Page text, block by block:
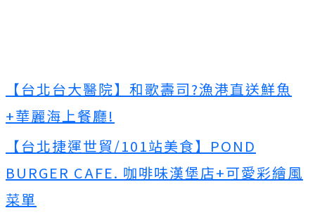
【台北台大醫院】和歌壽司?漁港直送鮮魚
+華麗海上餐廳!
【台北捷運世貿/101站美食】POND
BURGER CAFE. 咖啡味漢堡店+可愛彩繪風
菜單